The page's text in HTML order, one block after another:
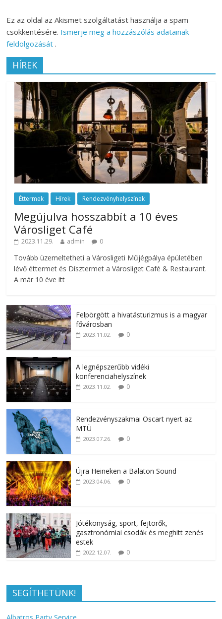
Ez az oldal az Akismet szolgáltatást használja a spam
csökkentésére. Ismerje meg a hozzászólás adatainak
feldolgozását .
HÍREK
Éttermek Hírek Rendezvényhelyszínek
Megújulva hosszabbít a 10 éves
Városliget Café
2023.11.29. admin 0
Tovább üzemeltetheti a Városligeti Műjégpálya épületében
lévő éttermet és Dísztermet a Városliget Café & Restaurant.
A már 10 éve itt
Felpörgött a hivatásturizmus is a magyar
fővárosban
2023.11.02. 0
A legnépszerűbb vidéki
konferenciahelyszínek
2023.11.02. 0
Rendezvényszakmai Oscart nyert az
MTÜ
2023.07.26. 0
Újra Heineken a Balaton Sound
2023.04.06. 0
Jótékonyság, sport, fejtörők,
gasztronómiai csodák és meghitt zenés
estek
2022.12.07. 0
SEGÍTHETÜNK!